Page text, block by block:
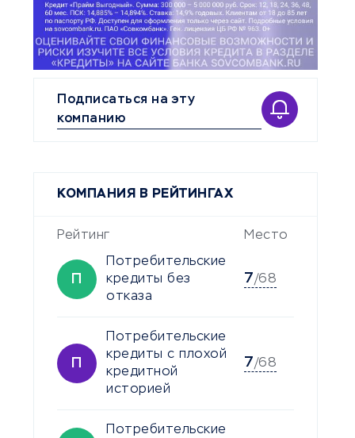
Подписаться на эту
компанию
КОМПАНИЯ В РЕЙТИНГАХ
Рейтинг Место
П
Потребительские
кредиты без
отказа
7/68
П
Потребительские
кредиты с плохой
кредитной
историей
7/68
Потребительские